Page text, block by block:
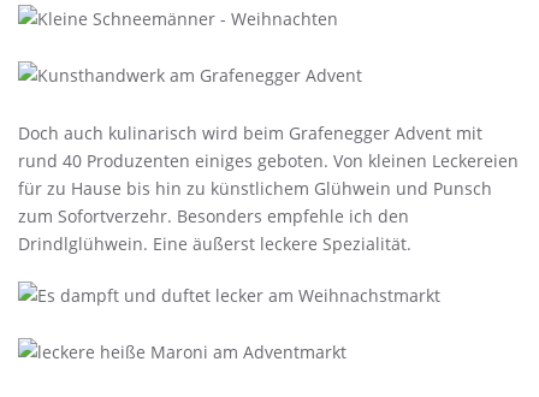
Doch auch kulinarisch wird beim Grafenegger Advent mit
rund 40 Produzenten einiges geboten. Von kleinen Leckereien
für zu Hause bis hin zu künstlichem Glühwein und Punsch
zum Sofortverzehr. Besonders empfehle ich den
Drindlglühwein. Eine äußerst leckere Spezialität.